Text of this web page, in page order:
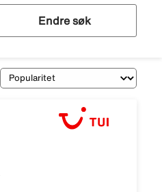
Endre søk